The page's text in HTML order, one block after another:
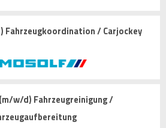
/ Carjockey
w/d) Fahrzeugreinigung /